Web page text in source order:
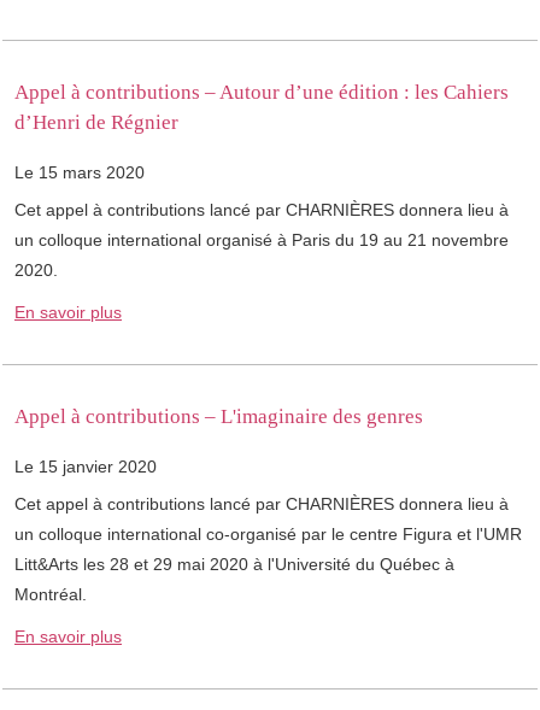
Appel à contributions – Autour d’une édition : les Cahiers
d’Henri de Régnier
Le 15 mars 2020
Cet appel à contributions lancé par CHARNIÈRES donnera lieu à
un colloque international organisé à Paris du 19 au 21 novembre
2020.
En savoir plus
Appel à contributions – L'imaginaire des genres
Le 15 janvier 2020
Cet appel à contributions lancé par CHARNIÈRES donnera lieu à
un colloque international co-organisé par le centre Figura et l'UMR
Litt&Arts les 28 et 29 mai 2020 à l'Université du Québec à
Montréal.
En savoir plus